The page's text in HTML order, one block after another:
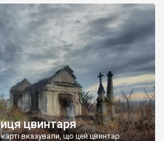
цвинтаря
карті вказували, що цей цвинтар